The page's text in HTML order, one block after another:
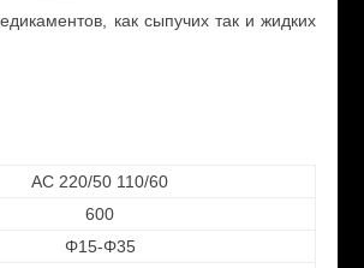
как сыпучих так и жидких
AC 220/50 110/60
600
Φ15-Φ35